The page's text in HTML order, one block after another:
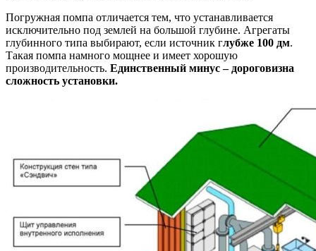
Погружная помпа отличается тем, что устанавливается
исключительно под землей на большой глубине. Агрегаты
глубинного типа выбирают, если источник глубже 100 дм.
Такая помпа намного мощнее и имеет хорошую
производительность. Единственный минус – дороговизна
сложность установки.